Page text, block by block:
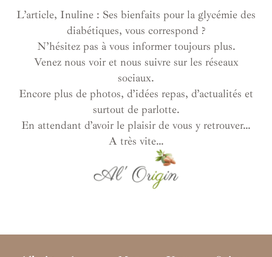
L’article, Inuline : Ses bienfaits pour la glycémie des
diabétiques, vous correspond ?
N’hésitez pas à vous informer toujours plus.
Venez nous voir et nous suivre sur les réseaux
sociaux.
Encore plus de photos, d’idées repas, d’actualités et
surtout de parlotte.
En attendant d’avoir le plaisir de vous y retrouver…
A très vite…